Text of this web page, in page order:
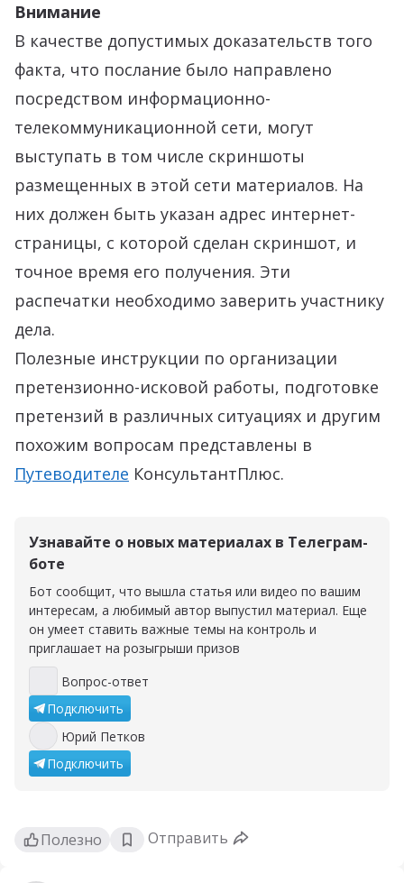
Внимание
В качестве допустимых доказательств того
факта, что послание было направлено
посредством информационно-
телекоммуникационной сети, могут
выступать в том числе скриншоты
размещенных в этой сети материалов. На
них должен быть указан адрес интернет-
страницы, с которой сделан скриншот, и
точное время его получения. Эти
распечатки необходимо заверить участнику
дела.
Полезные инструкции по организации
претензионно-исковой работы, подготовке
претензий в различных ситуациях и другим
похожим вопросам представлены в
Путеводителе КонсультантПлюс.
Узнавайте о новых материалах в Телеграм-
боте
Бот сообщит, что вышла статья или видео по вашим
интересам, а любимый автор выпустил материал. Еще
он умеет ставить важные темы на контроль и
приглашает на розыгрыши призов
Вопрос-ответ
Вопрос-ответ
Подключить
Юрий Петков
Юрий Петков
Подключить
Полезно Отправить